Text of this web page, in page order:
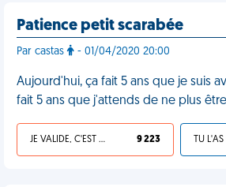
Patience petit scarabée
Par castas - 01/04/2020 20:00
Aujourd'hui, ça fait 5 ans que je suis
fait 5 ans que j'attends de ne plus
JE VALIDE, C'EST UNE VDM 9 223